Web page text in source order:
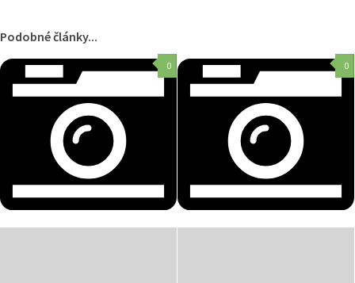
Podobné články...
0 0